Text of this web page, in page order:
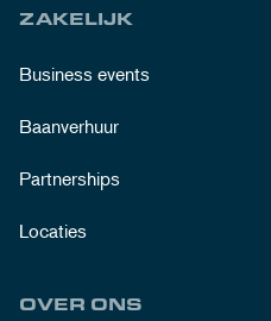
ZAKELIJK
Business events
Baanverhuur
Partnerships
Locaties
OVER ONS